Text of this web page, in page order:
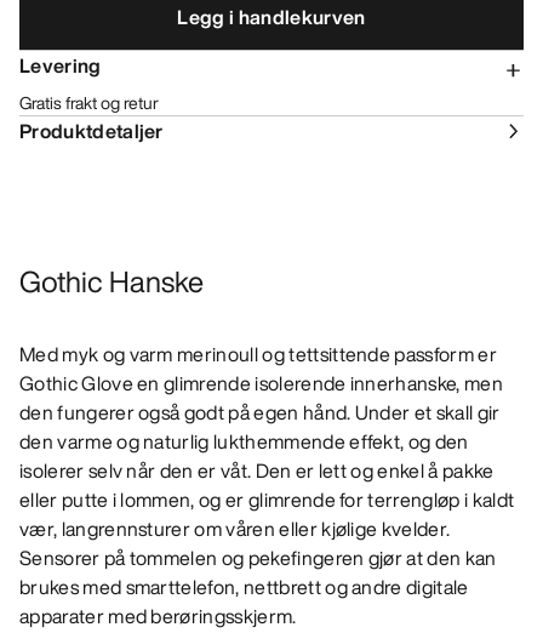
Legg i handlekurven
Levering
Gratis frakt og retur
Produktdetaljer
Gothic Hanske
Med myk og varm merinoull og tettsittende passform er
Gothic Glove en glimrende isolerende innerhanske, men
den fungerer også godt på egen hånd. Under et skall gir
den varme og naturlig lukthemmende effekt, og den
isolerer selv når den er våt. Den er lett og enkel å pakke
eller putte i lommen, og er glimrende for terrengløp i kaldt
vær, langrennsturer om våren eller kjølige kvelder.
Sensorer på tommelen og pekefingeren gjør at den kan
brukes med smarttelefon, nettbrett og andre digitale
apparater med berøringsskjerm.